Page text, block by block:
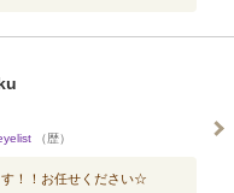
（歴）
！！お任せください☆